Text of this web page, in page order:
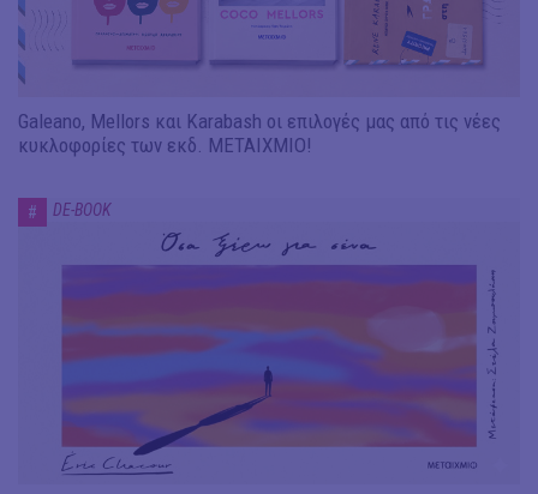
Galeano, Mellors και Karabash οι επιλογές μας από τις νέες
κυκλοφορίες των εκδ. ΜΕΤΑΙΧΜΙΟ!
# DE-BOOK